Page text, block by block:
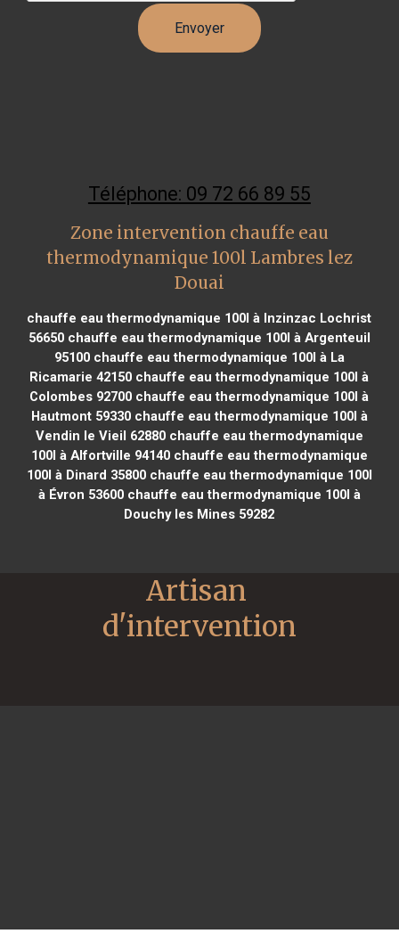
Téléphone: 09 72 66 89 55
Zone intervention chauffe eau
thermodynamique 100l Lambres lez
Douai
chauffe eau thermodynamique 100l à Inzinzac Lochrist
56650chauffe eau thermodynamique 100l à Argenteuil
95100chauffe eau thermodynamique 100l à La
Ricamarie 42150 chauffe eau thermodynamique 100l à
Colombes 92700 chauffe eau thermodynamique 100l à
Hautmont 59330chauffe eau thermodynamique 100l à
Vendin le Vieil 62880chauffe eau thermodynamique
100l à Alfortville 94140chauffe eau thermodynamique
100l à Dinard 35800chauffe eau thermodynamique 100l
à Évron 53600chauffe eau thermodynamique 100l à
Douchy les Mines 59282
Artisan
d'intervention